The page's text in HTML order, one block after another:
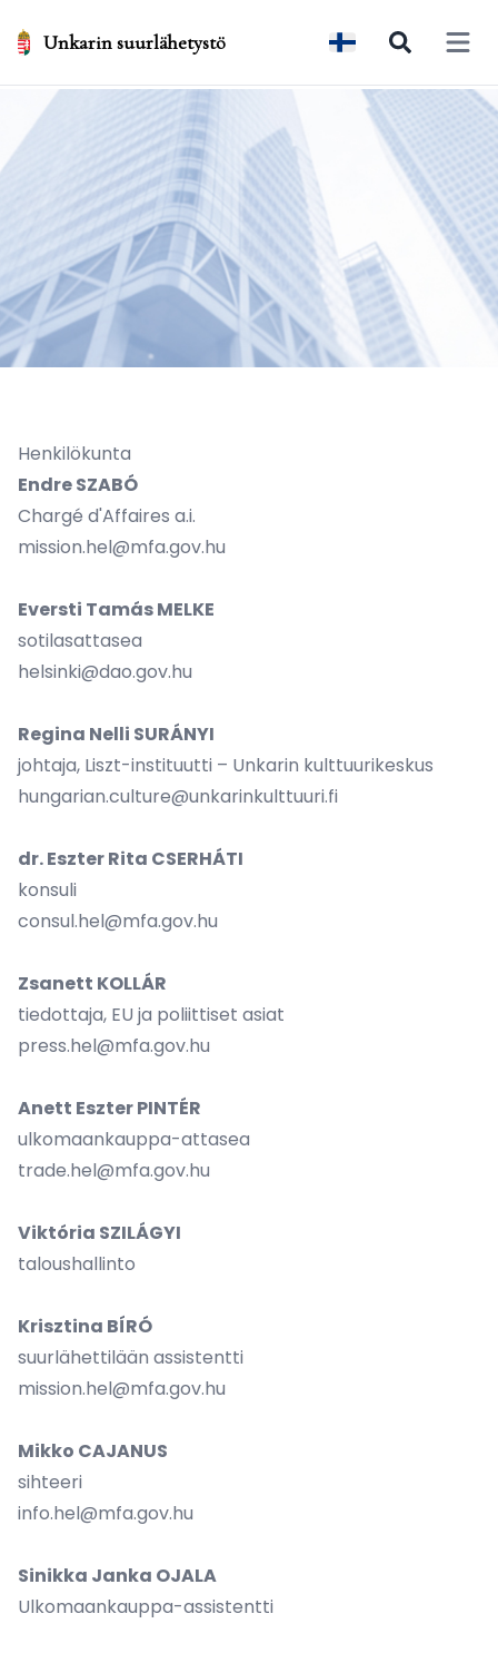
Unkarin suurlähetystö Open
Henkilökunta
Endre SZABÓ
Chargé d'Affaires a.i.
mission.hel@mfa.gov.hu
Eversti Tamás MELKE
sotilasattasea
helsinki@dao.gov.hu
Regina Nelli SURÁNYI
johtaja, Liszt-instituutti – Unkarin kulttuurikeskus
hungarian.culture@unkarinkulttuuri.fi
dr. Eszter Rita CSERHÁTI
konsuli
consul.hel@mfa.gov.hu
Zsanett KOLLÁR
tiedottaja, EU ja poliittiset asiat
press.hel@mfa.gov.hu
Anett Eszter PINTÉR
ulkomaankauppa-attasea
trade.hel@mfa.gov.hu
Viktória SZILÁGYI
taloushallinto
Krisztina BÍRÓ
suurlähettilään assistentti
mission.hel@mfa.gov.hu
Mikko CAJANUS
sihteeri
info.hel@mfa.gov.hu
Sinikka Janka OJALA
Ulkomaankauppa-assistentti